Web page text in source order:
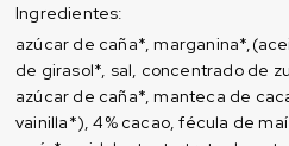
Ingredientes:
azúcar de caña*,
de girasol*, sal, concentrado de
azúcar de caña*, manteca de
vainilla*), 4% cacao, fécula de